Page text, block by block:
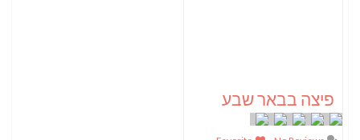
פיצה בבאר שבע